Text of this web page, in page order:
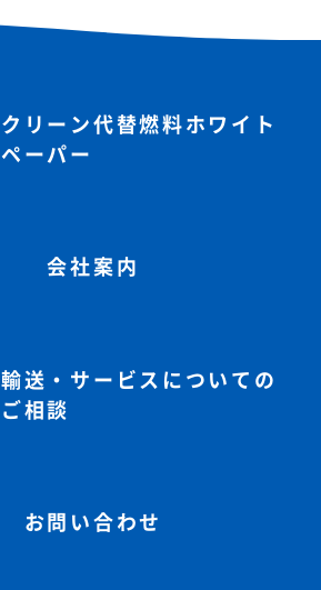
クリーン代替燃料ホワイト
ペーパー
会社案内
輸送・サービスについての
ご相談
お問い合わせ